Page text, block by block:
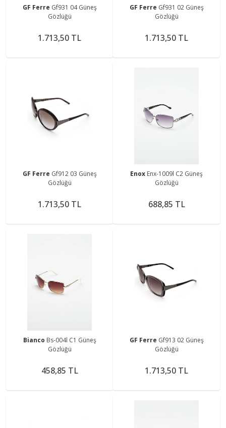
GF Ferre Gf931 04 Güneş
Gözlüğü
1.713,50 TL
GF Ferre Gf931 02 Güneş
Gözlüğü
1.713,50 TL
GF Ferre Gf912 03 Güneş
Gözlüğü
1.713,50 TL
Enox Enx-1009l C2 Güneş
Gözlüğü
688,85 TL
Bianco Bs-004l C1 Güneş
Gözlüğü
458,85 TL
GF Ferre Gf913 02 Güneş
Gözlüğü
1.713,50 TL